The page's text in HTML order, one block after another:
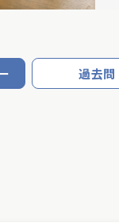
過去問